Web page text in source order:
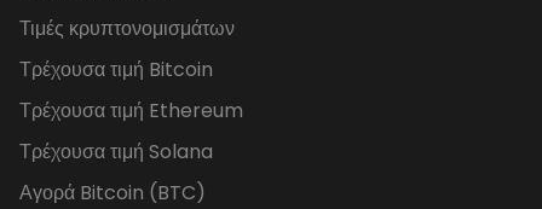
Τιμές κρυπτονομισμάτων
Τρέχουσα τιμή Bitcoin
Τρέχουσα τιμή Ethereum
Τρέχουσα τιμή Solana
Αγορά Bitcoin (BTC)